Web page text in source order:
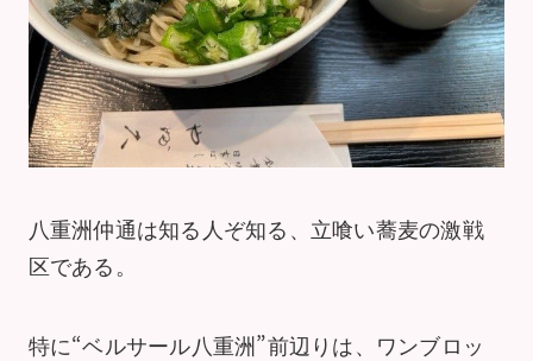
八重洲仲通は知る人ぞ知る、立喰い蕎麦の激戦
区である。
特に“ベルサール八重洲”前辺りは、ワンブロッ